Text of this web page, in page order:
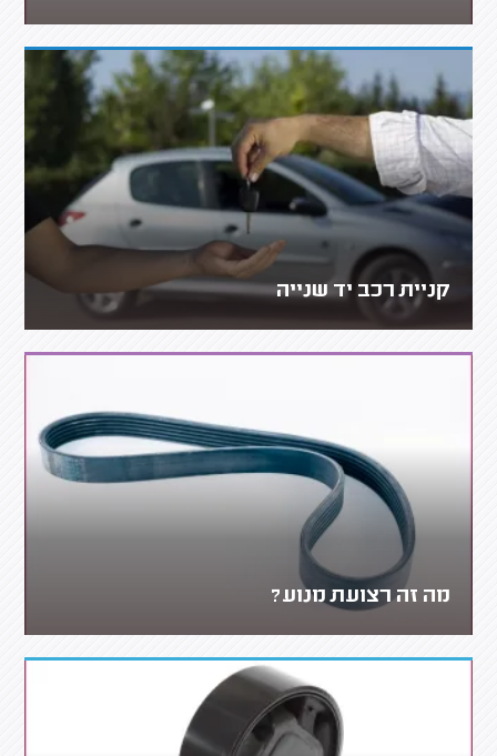
קניית רכב יד שנייה
מה זה רצועת מנוע?